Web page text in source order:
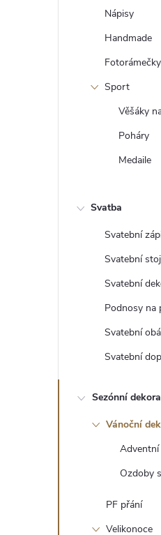
Nápisy
Handmade
Sport
Věšáky
Poháry
Medaile
Svatba
Svatební
Svatební
Svatební
Podnosy na
Svatební
Svatební
Sezónní
Vánoční
Adventní
Ozdoby
PF přání
Velikonoce